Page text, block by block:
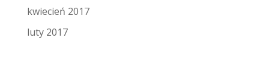
kwiecień 2017
luty 2017